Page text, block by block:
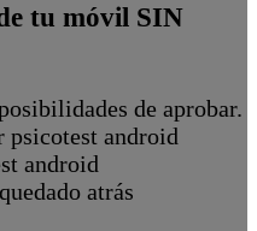
tu móvil SIN
de aprobar.
atrás